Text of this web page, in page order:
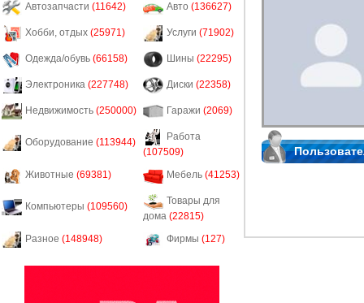
Автозапчасти (11642) Авто (136627)
Хобби, отдых (25971) Услуги (71902)
Одежда/обувь (66158) Шины (22295)
Электроника (227748) Диски (22358)
Недвижимость (250000) Гаражи (2069)
Оборудование (113944)
Работа
(107509)
Животные (69381) Мебель (41253)
Компьютеры (109560)
Товары для
дома (22815)
Разное (148948) Фирмы (127)